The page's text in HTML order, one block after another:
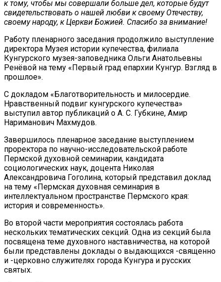
к тому, чтобы мы совершали больше дел, которые будут
свидетельствовать о нашей любви к своему Отечеству,
своему народу, к Церкви Божией. Спасибо за внимание!
Работу пленарного заседания продолжило выступление
директора Музея истории купечества, филиала
Кунгурского музея-заповедника Ольги Анатольевны
Ренёвой на тему «Первый град епархии Кунгур. Взгляд в
прошлое».
С докладом «Благотворительность и милосердие.
Нравственный подвиг кунгурского купечества»
выступил автор публикаций о А. С. Губкине, Амир
Нариманович Махмудов.
Завершилось пленарное заседание выступлением
проректора по научно-исследовательской работе
Пермской духовной семинарии, кандидата
социологических наук, доцента Николая
Александровича Гоголина, который представил доклад
на тему «Пермская духовная семинария в
интеллектуальном пространстве Пермского края:
история и современность».
Во второй части мероприятия состоялась работа
нескольких тематических секций. Одна из секций была
посвящена теме духовного наставничества, на которой
были представлены доклады о выдающихся -священно
и -церковно служителях города Кунгура и русских
святых.